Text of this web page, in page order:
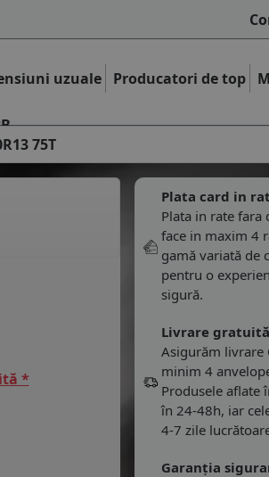
uzuale Producatori de top
75T
*
Plata card in
Plata in rate fara
face in maxim 4
gamă variată de
pentru o
sigură.
Livrare gratuită
Asigurăm livrare
minim 4
Produsele aflate
în 24-48h, iar
4-7 zile
Garanția